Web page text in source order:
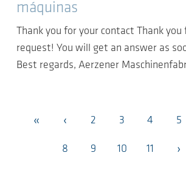
máquinas
Thank you for your contact Thank you
request! You will get an answer as
Best regards, Aerzener
« ‹ 2 3 4 5
8 9 10 11 ›